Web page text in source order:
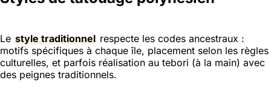
Le style traditionnel respecte les codes ancestraux :
motifs spécifiques à chaque île, placement selon les règles
culturelles, et parfois réalisation au tebori (à la main) avec
des peignes traditionnels.